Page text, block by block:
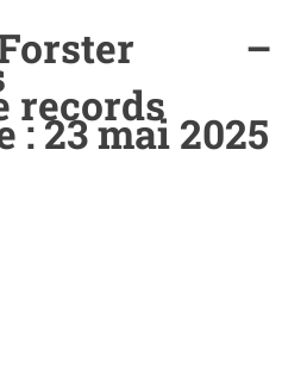
–
records
: 23 mai 2025